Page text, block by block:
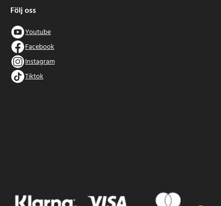
Följ oss
Youtube
Facebook
Instagram
Tiktok